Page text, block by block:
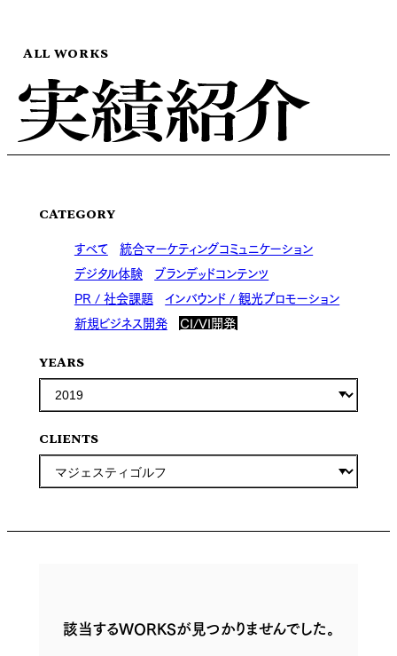
ALL WORKS
CATEGORY
すべて 統合マーケティングコミュニケーション
デジタル体験
ブランデッドコンテンツ
PR / 社会課題 インバウンド / 観光プロモーション
新規ビジネス開発
CI/VI開発
YEARS
CLIENTS
該当するWORKSが見つかりませんでした。